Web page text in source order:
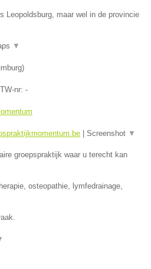
Leopoldsburg, maar wel in de provincie
▼
)
nr: -
Screenshot ▼
groepspraktijk waar u terecht kan
osteopathie, lymfedrainage,